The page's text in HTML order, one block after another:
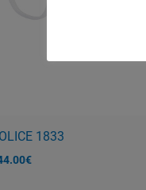
1833
€